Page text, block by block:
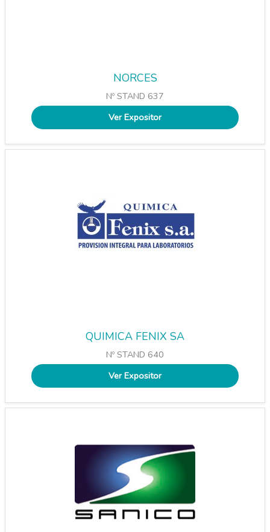
NORCES
Nº STAND 637
Ver Expositor
QUIMICA FENIX SA
Nº STAND 640
Ver Expositor